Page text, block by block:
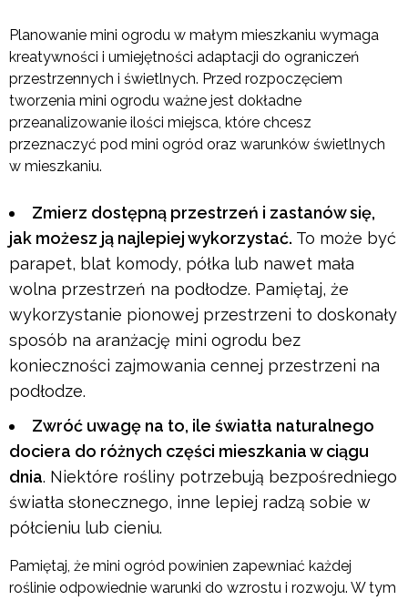
Planowanie mini ogrodu w małym mieszkaniu wymaga
kreatywności i umiejętności adaptacji do ograniczeń
przestrzennych i świetlnych. Przed rozpoczęciem
tworzenia mini ogrodu ważne jest dokładne
przeanalizowanie ilości miejsca, które chcesz
przeznaczyć pod mini ogród oraz warunków świetlnych
w mieszkaniu.
Zmierz dostępną przestrzeń i zastanów się,
jak możesz ją najlepiej wykorzystać. To może być
parapet, blat komody, półka lub nawet mała
wolna przestrzeń na podłodze. Pamiętaj, że
wykorzystanie pionowej przestrzeni to doskonały
sposób na aranżację mini ogrodu bez
konieczności zajmowania cennej przestrzeni na
podłodze.
Zwróć uwagę na to, ile światła naturalnego
dociera do różnych części mieszkania w ciągu
dnia. Niektóre rośliny potrzebują bezpośredniego
światła słonecznego, inne lepiej radzą sobie w
półcieniu lub cieniu.
Pamiętaj, że mini ogród powinien zapewniać każdej
roślinie odpowiednie warunki do wzrostu i rozwoju. W tym